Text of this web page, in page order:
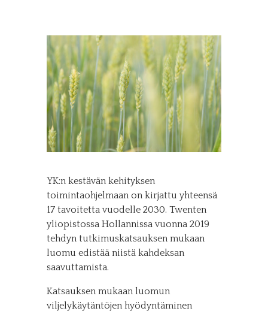
YK:n kestävän kehityksen
toimintaohjelmaan on kirjattu yhteensä
17 tavoitetta vuodelle 2030. Twenten
yliopistossa Hollannissa vuonna 2019
tehdyn tutkimuskatsauksen mukaan
luomu edistää niistä kahdeksan
saavuttamista.
Katsauksen mukaan luomun
viljelykäytäntöjen hyödyntäminen